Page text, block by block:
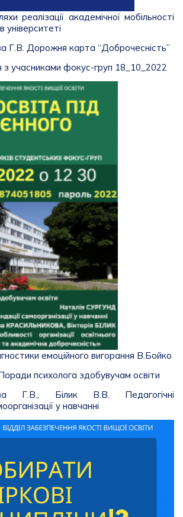
реалізації академічної мобільності
університеті
Г.В. Дорожня карта “Доброчесність”
з учасниками фокус-груп 18_10_2022
емоційного вигорання В.Бойко
психолога здобувучам освіти
Г.В., Білик В.В. Педагогічні
у навчанні